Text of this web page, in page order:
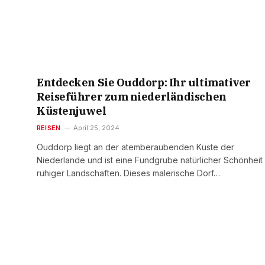
Entdecken Sie Ouddorp: Ihr ultimativer
Reiseführer zum niederländischen
Küstenjuwel
REISEN April 25, 2024
Ouddorp liegt an der atemberaubenden Küste der
Niederlande und ist eine Fundgrube natürlicher Schönheit
ruhiger Landschaften. Dieses malerische Dorf…